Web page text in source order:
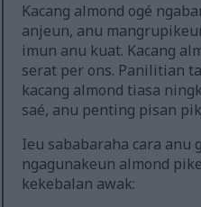
Kacang almond ogé
anjeun, anu
imun anu kuat. Kacang
serat per ons. Panilitian
kacang almond tiasa
saé, anu penting pisan
Ieu sababaraha cara anu
ngagunakeun almond
kekebalan awak: